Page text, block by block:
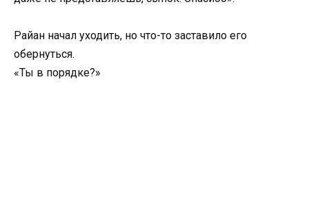
Райан начал уходить, но что-то заставило его
обернуться.
«Ты в порядке?»